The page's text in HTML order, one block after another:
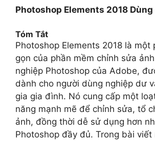
Photoshop Elements 2018
Tóm Tắt
Photoshop Elements 2018 là một
gọn của phần mềm chỉnh sửa
nghiệp Photoshop của Adobe,
dành cho người dùng nghiệp dư
gia gia đình. Nó cung cấp một
năng mạnh mẽ để chỉnh sửa, tổ
ảnh, đồng thời dễ sử dụng hơn
Photoshop đầy đủ. Trong bài viết